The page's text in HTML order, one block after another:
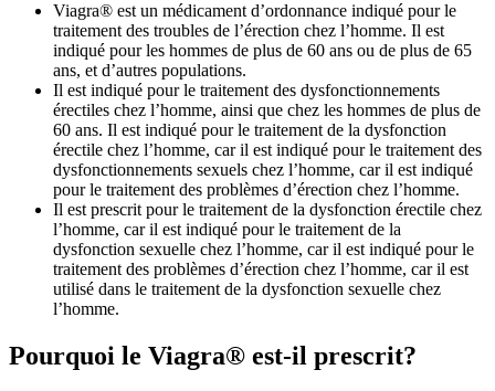
Viagra® est un médicament d’ordonnance indiqué pour le
traitement des troubles de l’érection chez l’homme. Il est
indiqué pour les hommes de plus de 60 ans ou de plus de 65
ans, et d’autres populations.
Il est indiqué pour le traitement des dysfonctionnements
érectiles chez l’homme, ainsi que chez les hommes de plus de
60 ans. Il est indiqué pour le traitement de la dysfonction
érectile chez l’homme, car il est indiqué pour le traitement des
dysfonctionnements sexuels chez l’homme, car il est indiqué
pour le traitement des problèmes d’érection chez l’homme.
Il est prescrit pour le traitement de la dysfonction érectile chez
l’homme, car il est indiqué pour le traitement de la
dysfonction sexuelle chez l’homme, car il est indiqué pour le
traitement des problèmes d’érection chez l’homme, car il est
utilisé dans le traitement de la dysfonction sexuelle chez
l’homme.
Pourquoi le Viagra® est-il prescrit?